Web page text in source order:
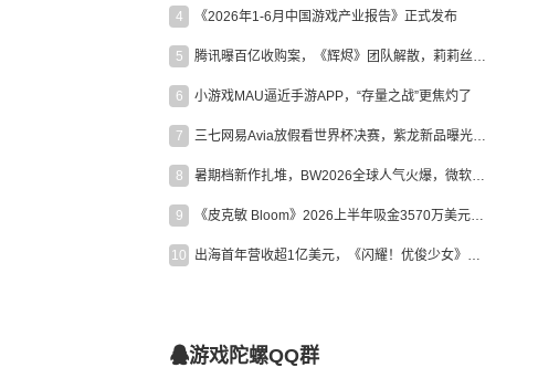
4 《2026年1-6月中国游戏产业报告》正式发布
5 腾讯曝百亿收购案，《辉烬》团队解散，莉莉丝新作曝光｜陀螺周报
6 小游戏MAU逼近手游APP，“存量之战”更焦灼了
7 三七网易Avia放假看世界杯决赛，紫龙新品曝光，米哈游新作上线 | 陀螺周报
8 暑期档新作扎堆，BW2026全球人气火爆，微软XBOX大裁员|陀螺周报
9 《皮克敏 Bloom》2026上半年吸金3570万美元，中国台湾成最大市场
10 出海首年营收超1亿美元，《闪耀！优俊少女》美国市场占比达七成
游戏陀螺QQ群